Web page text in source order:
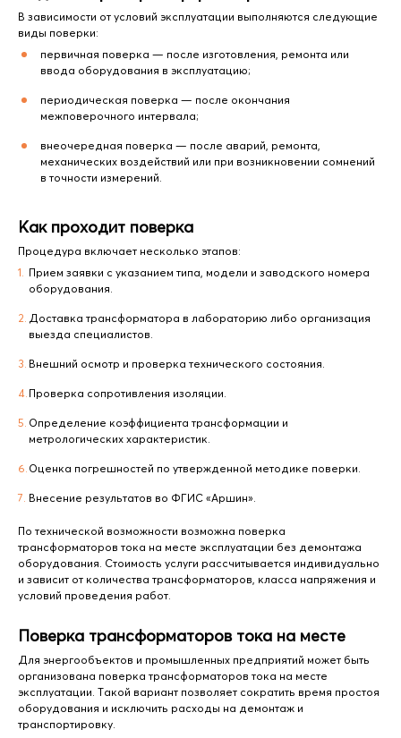
В зависимости от условий эксплуатации выполняются следующие
виды поверки:
первичная поверка — после изготовления, ремонта или
ввода оборудования в эксплуатацию;
периодическая поверка — после окончания
межповерочного интервала;
внеочередная поверка — после аварий, ремонта,
механических воздействий или при возникновении сомнений
в точности измерений.
Как проходит поверка
Процедура включает несколько этапов:
Прием заявки с указанием типа, модели и заводского номера
оборудования.
Доставка трансформатора в лабораторию либо организация
выезда специалистов.
Внешний осмотр и проверка технического состояния.
Проверка сопротивления изоляции.
Определение коэффициента трансформации и
метрологических характеристик.
Оценка погрешностей по утвержденной методике поверки.
Внесение результатов во ФГИС «Аршин».
По технической возможности возможна поверка
трансформаторов тока на месте эксплуатации без демонтажа
оборудования. Стоимость услуги рассчитывается индивидуально
и зависит от количества трансформаторов, класса напряжения и
условий проведения работ.
Поверка трансформаторов тока на месте
Для энергообъектов и промышленных предприятий может быть
организована поверка трансформаторов тока на месте
эксплуатации. Такой вариант позволяет сократить время простоя
оборудования и исключить расходы на демонтаж и
транспортировку.